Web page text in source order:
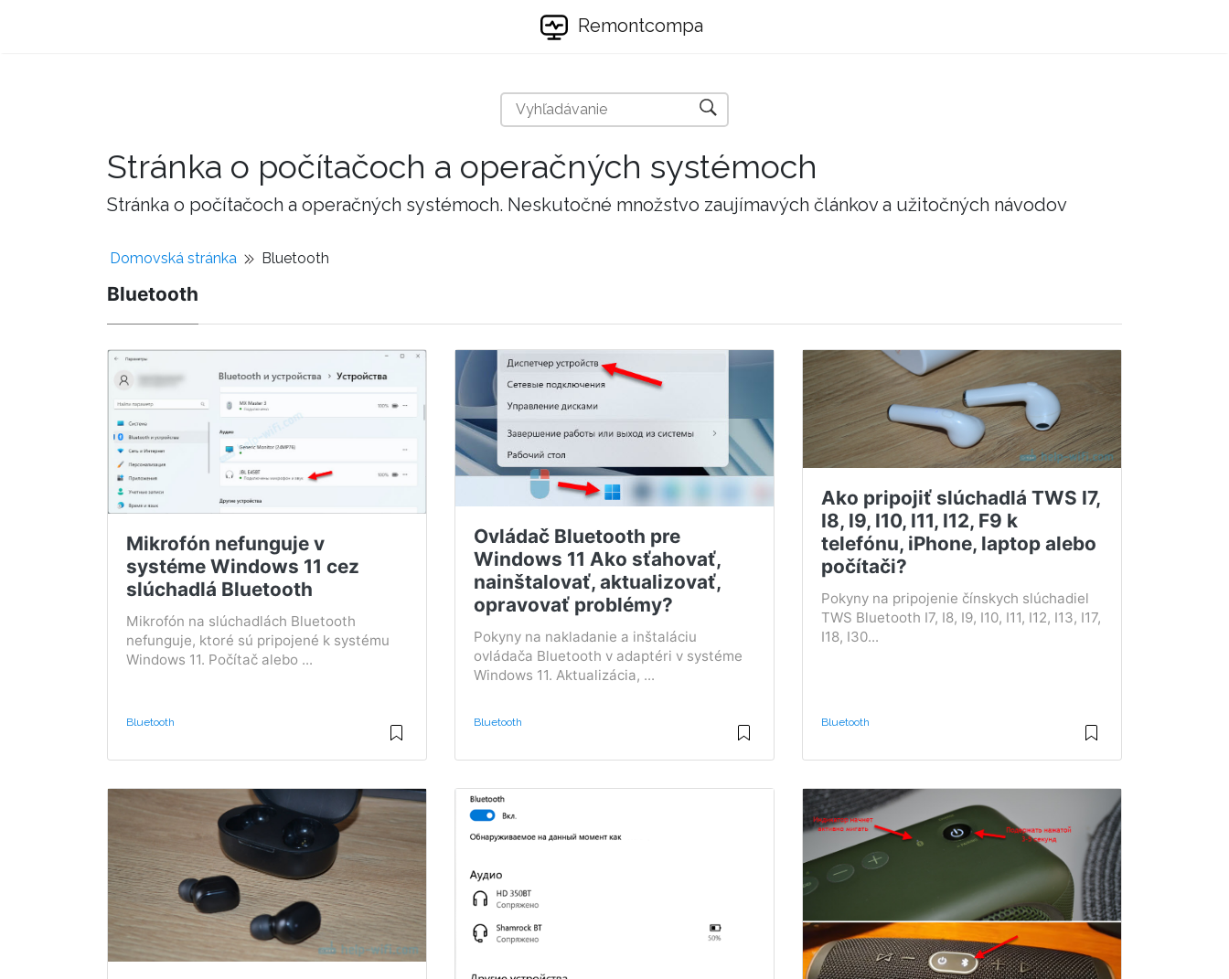
Remontcompa
Stránka o počítačoch a operačných systémoch
Stránka o počítačoch a operačných systémoch. Neskutočné množstvo zaujímavých článkov a užitočných návodov
Domovská stránka Bluetooth
Bluetooth
Mikrofón nefunguje v
systéme Windows 11 cez
slúchadlá Bluetooth
Mikrofón na slúchadlách Bluetooth
nefunguje, ktoré sú pripojené k systému
Windows 11. Počítač alebo ...
Bluetooth
Ovládač Bluetooth pre
Windows 11 Ako sťahovať,
nainštalovať, aktualizovať,
opravovať problémy?
Pokyny na nakladanie a inštaláciu
ovládača Bluetooth v adaptéri v systéme
Windows 11. Aktualizácia, ...
Bluetooth
Ako pripojiť slúchadlá TWS I7,
I8, I9, I10, I11, I12, F9 k
telefónu, iPhone, laptop alebo
počítači?
Pokyny na pripojenie čínskych slúchadiel
TWS Bluetooth I7, I8, I9, I10, I11, I12, I13, I17,
I18, I30...
Bluetooth